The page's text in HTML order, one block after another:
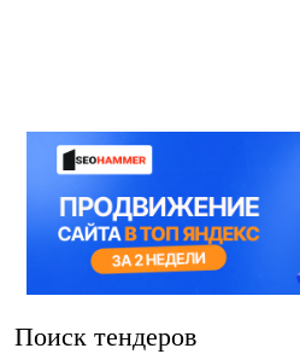
Поиск тендеров